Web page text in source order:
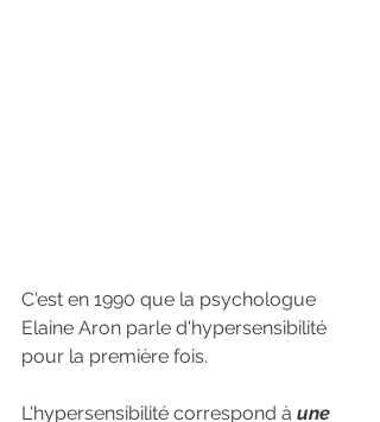
C'est en 1990 que la psychologue
Elaine Aron parle d'hypersensibilité
pour la première fois.
L'hypersensibilité correspond à une